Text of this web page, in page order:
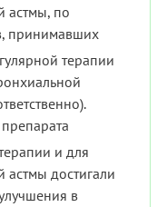
астмы, по
принимавших
терапии
и для
астмы достигали
в